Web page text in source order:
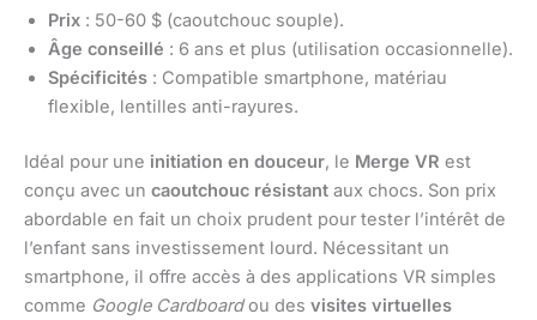
Prix : 50-60 $ (caoutchouc souple).
Âge conseillé : 6 ans et plus (utilisation occasionnelle).
Spécificités : Compatible smartphone, matériau
flexible, lentilles anti-rayures.
Idéal pour une initiation en douceur, le Merge VR est
conçu avec un caoutchouc résistant aux chocs. Son prix
abordable en fait un choix prudent pour tester l’intérêt de
l’enfant sans investissement lourd. Nécessitant un
smartphone, il offre accès à des applications VR simples
comme Google Cardboardou des visites virtuelles